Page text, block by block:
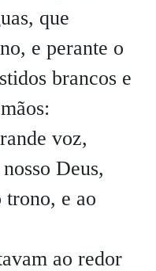
que
e perante o
brancos e
voz,
Deus,
trono, e ao
ao redor